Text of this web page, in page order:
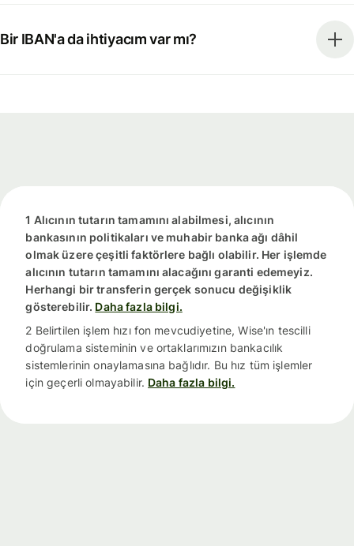
Bir IBAN'a da ihtiyacım var mı?
1 Alıcının tutarın tamamını alabilmesi, alıcının
bankasının politikaları ve muhabir banka ağı dâhil
olmak üzere çeşitli faktörlere bağlı olabilir. Her işlemde
alıcının tutarın tamamını alacağını garanti edemeyiz.
Herhangi bir transferin gerçek sonucu değişiklik
gösterebilir. Daha fazla bilgi.
2 Belirtilen işlem hızı fon mevcudiyetine, Wise'ın tescilli
doğrulama sisteminin ve ortaklarımızın bankacılık
sistemlerinin onaylamasına bağlıdır. Bu hız tüm işlemler
için geçerli olmayabilir. Daha fazla bilgi.